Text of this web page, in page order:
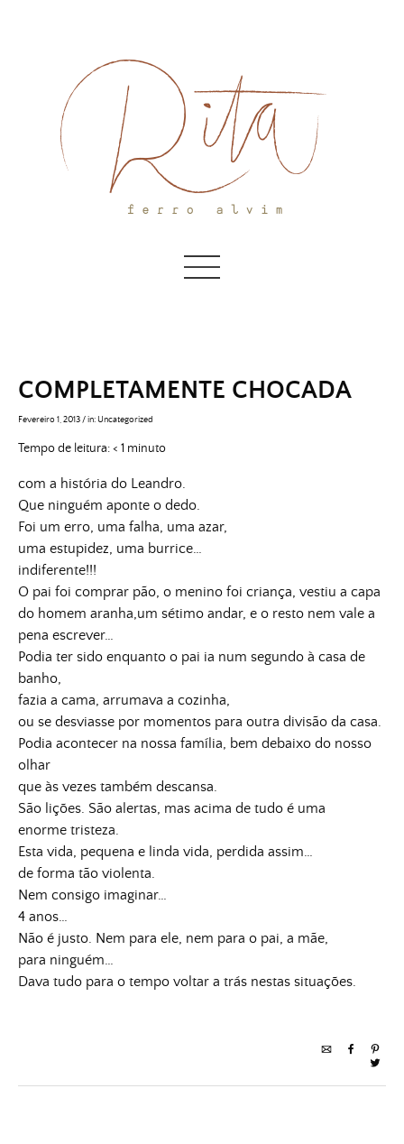
COMPLETAMENTE CHOCADA
Fevereiro 1, 2013/in: Uncategorized
Tempo de leitura:< 1 minuto
com a história do Leandro.
Que ninguém aponte o dedo.
Foi um erro, uma falha, uma azar,
uma estupidez, uma burrice…
indiferente!!!
O pai foi comprar pão, o menino foi criança, vestiu a capa
do homem aranha,um sétimo andar, e o resto nem vale a
pena escrever…
Podia ter sido enquanto o pai ia num segundo à casa de
banho,
fazia a cama, arrumava a cozinha,
ou se desviasse por momentos para outra divisão da casa.
Podia acontecer na nossa família, bem debaixo do nosso
olhar
que às vezes também descansa.
São lições. São alertas, mas acima de tudo é uma
enorme tristeza.
Esta vida, pequena e linda vida, perdida assim…
de forma tão violenta.
Nem consigo imaginar…
4 anos…
Não é justo. Nem para ele, nem para o pai, a mãe,
para ninguém…
Dava tudo para o tempo voltar a trás nestas situações.